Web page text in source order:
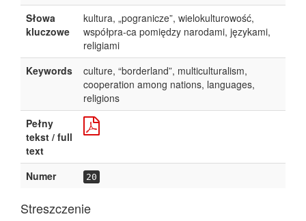
Słowa
kluczowe
kultura, „pogranicze”, wielokulturowość,
współpra-ca pomiędzy narodami, językami,
religiami
Keywords
culture, “borderland”, multiculturalism,
cooperation among nations, languages,
religions
Pełny
tekst / full
text
Numer
20
Streszczenie